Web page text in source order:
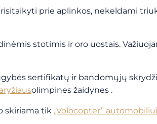
prie aplinkos, nekeldami
stotimis ir oro uostais.
sertifikatų ir bandomųjų
olimpines žaidynes .
skiriama tik „Volocopter” automobiliui